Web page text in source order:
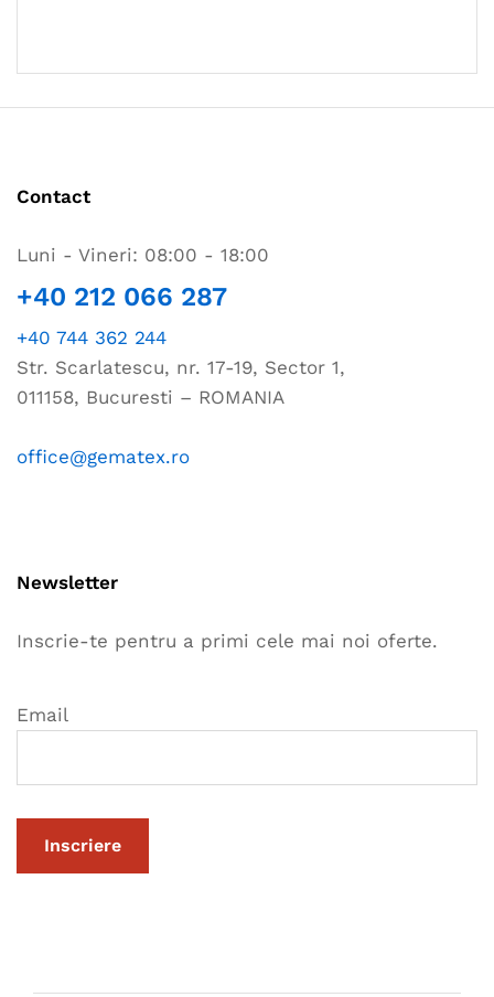
Contact
Luni - Vineri: 08:00 - 18:00
+40 212 066 287
+40 744 362 244
Str. Scarlatescu, nr. 17-19, Sector 1,
011158, Bucuresti – ROMANIA
office@gematex.ro
Newsletter
Inscrie-te pentru a primi cele mai noi oferte.
Email